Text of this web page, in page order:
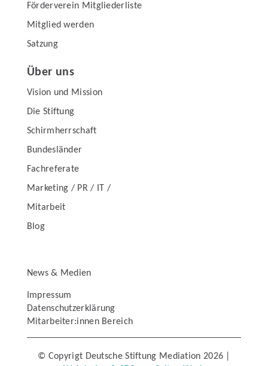
Förderverein Mitgliederliste
Mitglied werden
Satzung
Über uns
Vision und Mission
Die Stiftung
Schirmherrschaft
Bundesländer
Fachreferate
Marketing / PR / IT /
Mitarbeit
Blog
News & Medien
Impressum
Datenschutzerklärung
Mitarbeiter:innen Bereich
© Copyrigt Deutsche Stiftung Mediation 2026 |